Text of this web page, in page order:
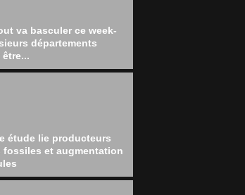
va basculer ce week-
départements
étude lie producteurs
fossiles et augmentation